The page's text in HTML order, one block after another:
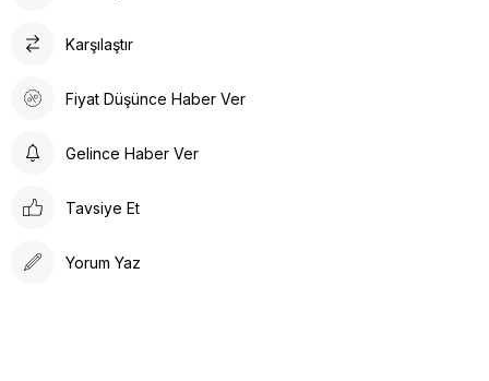
Karşılaştır
Fiyat Düşünce Haber Ver
Gelince Haber Ver
Tavsiye Et
Yorum Yaz